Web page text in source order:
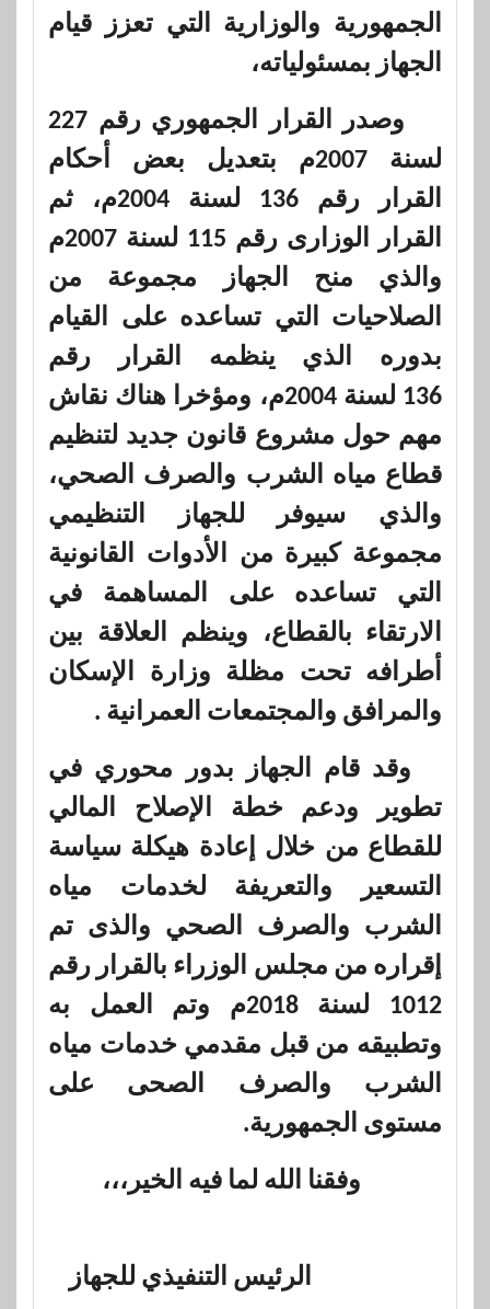
الجمهورية والوزارية التي تعزز قيام
الجهاز بمسئولياته،
وصدر القرار الجمهوري رقم 227
لسنة 2007م بتعديل بعض أحكام
القرار رقم 136 لسنة 2004م، ثم
القرار الوزارى رقم 115 لسنة 2007م
والذي منح الجهاز مجموعة من
الصلاحيات التي تساعده على القيام
بدوره الذي ينظمه القرار رقم
136 لسنة 2004م، ومؤخرا هناك نقاش
مهم حول مشروع قانون جديد لتنظيم
قطاع مياه الشرب والصرف الصحي،
والذي سيوفر للجهاز التنظيمي
مجموعة كبيرة من الأدوات القانونية
التي تساعده على المساهمة في
الارتقاء بالقطاع، وينظم العلاقة بين
أطرافه تحت مظلة وزارة الإسكان
والمرافق والمجتمعات العمرانية .
وقد قام الجهاز بدور محوري في
تطوير ودعم خطة الإصلاح المالي
للقطاع من خلال إعادة هيكلة سياسة
التسعير والتعريفة لخدمات مياه
الشرب والصرف الصحي والذى تم
إقراره من مجلس الوزراء بالقرار رقم
1012 لسنة 2018م وتم العمل به
وتطبيقه من قبل مقدمي خدمات مياه
الشرب والصرف الصحى على
مستوى الجمهورية.
وفقنا الله لما فيه الخير،،،
الرئيس التنفيذي للجهاز